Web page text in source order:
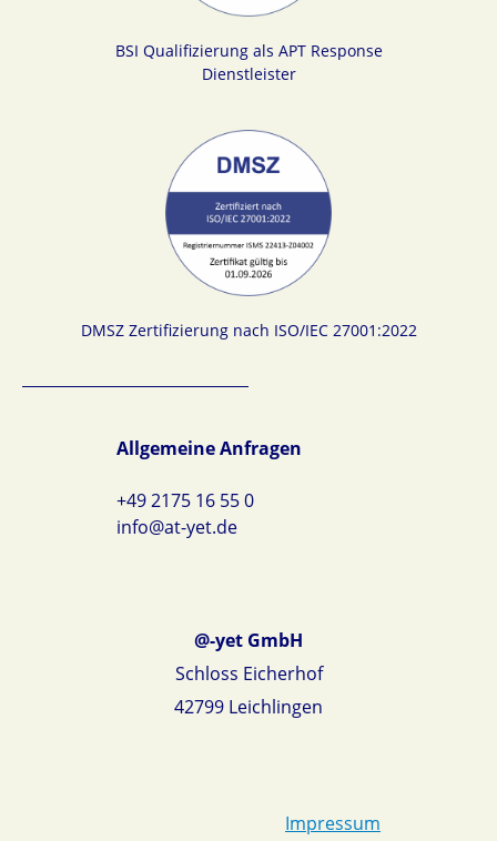
BSI Qualifizierung als APT Response
Dienstleister
DMSZ Zertifizierung nach ISO/IEC 27001:2022
Allgemeine Anfragen
+49 2175 16 55 0
info@at-yet.de
@-yet GmbH
Schloss Eicherhof
42799 Leichlingen
Impressum